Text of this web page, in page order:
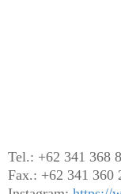
Tel.: +62 341 368
Fax.: +62 341 360